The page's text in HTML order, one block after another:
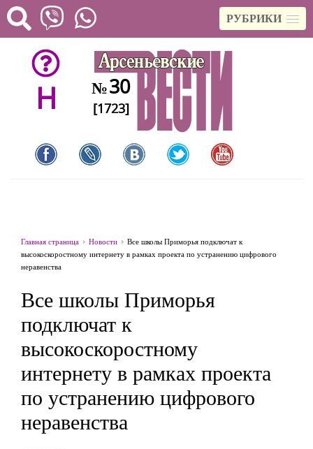
РУБРИКИ
H №30
[1723]
Главная страница Новости
Все школы Приморья подключат к
высокоскоростному интернету в рамках проекта по устранению цифрового
неравенства
Все школы Приморья
подключат к
высокоскоростному
интернету в рамках проекта
по устранению цифрового
неравенства